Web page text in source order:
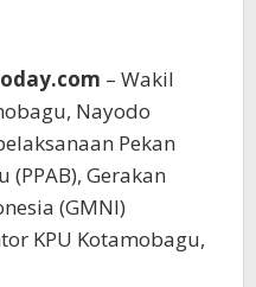
– Wakil
Nayodo
Pekan
Gerakan
(GMNI)
KPU Kotamobagu,